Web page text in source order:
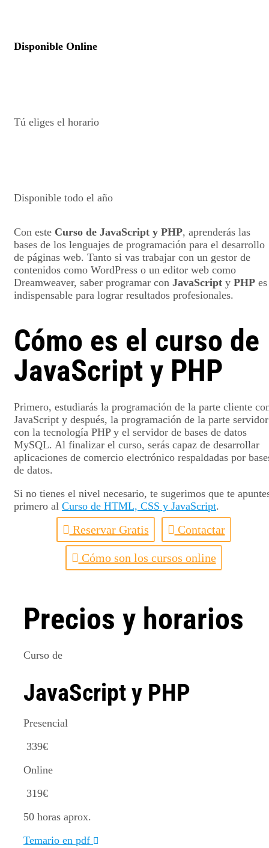
Disponible Online
Tú eliges el horario
Disponible todo el año
Con este Curso de JavaScript y PHP, aprenderás las
bases de los lenguajes de programación para el desarrollo
de páginas web. Tanto si vas trabajar con un gestor de
contenidos como WordPress o un editor web como
Dreamweaver, saber programar con JavaScript y PHP es
indispensable para lograr resultados profesionales.
Cómo es el curso de
JavaScript y PHP
Primero, estudiarás la programación de la parte cliente
JavaScript y después, la programación de la parte servidor
con la tecnología PHP y el servidor de bases de datos
MySQL. Al finalizar el curso, serás capaz de desarrollar
aplicaciones de comercio electrónico respaldadas por
de datos.
Si no tienes el nivel necesario, te sugerimos que te
primero al Curso de HTML, CSS y JavaScript.
Reservar Gratis Contactar
Cómo son los cursos online
Precios y horarios
Curso de
JavaScript y PHP
Presencial
339€
Online
319€
50 horas aprox.
Temario en pdf